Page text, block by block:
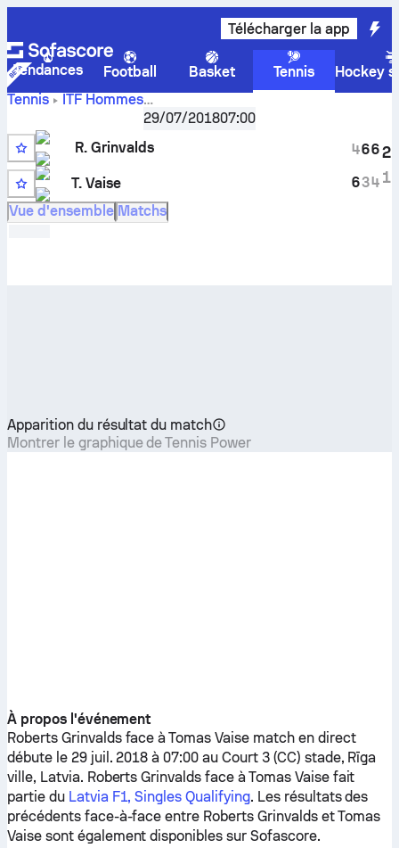
Télécharger la app
Tendances Football Basket Tennis
Hockey
Tennis
ITF Hommes
Latvia F1, Singles Qualifying,Qualification
directRoberts Grinvalds
face à face
29/07/201807:00
3
R. Grinvalds
T. Vaise
4
6
6
3
6
4
2
1
Vue d'ensemble Matchs
Apparition du résultat du match
Montrer le graphique de Tennis Power
À propos l'événement
Roberts Grinvaldsface àTomas Vaise match en direct
débute le 29 juil. 2018 à 07:00 au Court 3 (CC) stade, Rīga
ville, Latvia. Roberts Grinvalds face à Tomas Vaisefait
partie du Latvia F1, Singles Qualifying. Les résultats des
précédents face-à-face entre Roberts GrinvaldsetTomas
Vaisesont également disponibles sur Sofascore.